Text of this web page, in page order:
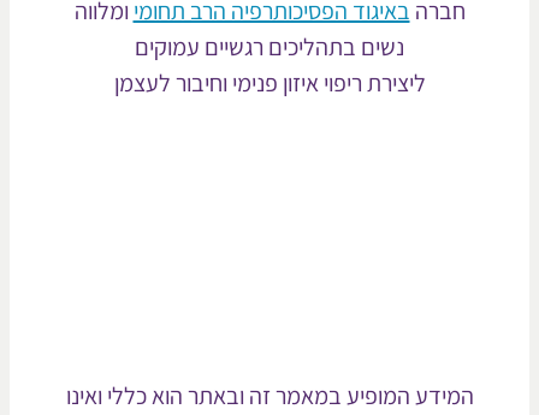
באיגוד הפסיכותרפיה הרב תחומיומלווה
נשים בתהליכים רגשיים עמוקים
ליצירת ריפוי איזון פנימי וחיבור לעצמן
המידע המופיע במאמר זה ובאתר הוא כללי ואינו